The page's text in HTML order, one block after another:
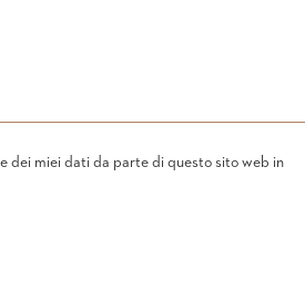
dei miei dati da parte di questo sito web in